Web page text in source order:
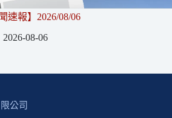
速報】2026/08/06
2026-08-06
公司